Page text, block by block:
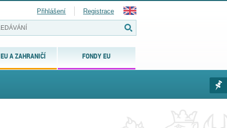
EU A ZAHRANIČÍ FONDY EU
Přihlášení Registrace